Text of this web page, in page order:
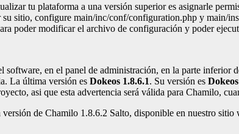
tu plataforma a una versión superior es asignarle
su sitio, configure main/inc/conf/configuration.php y main/
poder modificar el archivo de configuración y poder
software, en el panel de administración, en la parte
La última versión es Dokeos 1.8.6.1. Su versión es
asi que esta advertencia será válida para Chamilo,
de Chamilo 1.8.6.2 Salto, disponible en nuestro